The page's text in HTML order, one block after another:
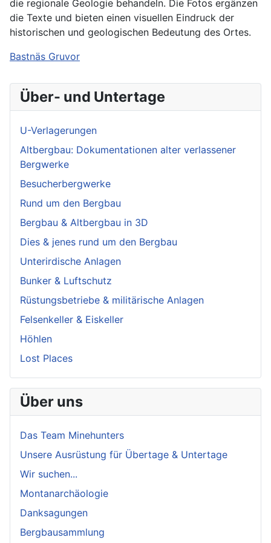
die regionale Geologie behandeln. Die Fotos ergänzen
die Texte und bieten einen visuellen Eindruck der
historischen und geologischen Bedeutung des Ortes.
Bastnäs Gruvor
Über- und Untertage
U-Verlagerungen
Altbergbau: Dokumentationen alter verlassener
Bergwerke
Besucherbergwerke
Rund um den Bergbau
Bergbau & Altbergbau in 3D
Dies & jenes rund um den Bergbau
Unterirdische Anlagen
Bunker & Luftschutz
Rüstungsbetriebe & militärische Anlagen
Felsenkeller & Eiskeller
Höhlen
Lost Places
Über uns
Das Team Minehunters
Unsere Ausrüstung für Übertage & Untertage
Wir suchen...
Montanarchäologie
Danksagungen
Bergbausammlung